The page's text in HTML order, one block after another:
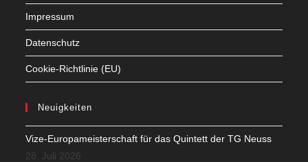
Impressum
Datenschutz
Cookie-Richtlinie (EU)
Neuigkeiten
Vize-Europameisterschaft für das Quintett der TG Neuss
28. Juli 2026